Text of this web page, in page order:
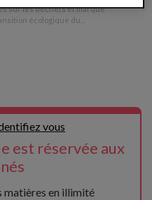
sur les déchets et marque
écologique du
vous
est réservée aux
matières en illimité